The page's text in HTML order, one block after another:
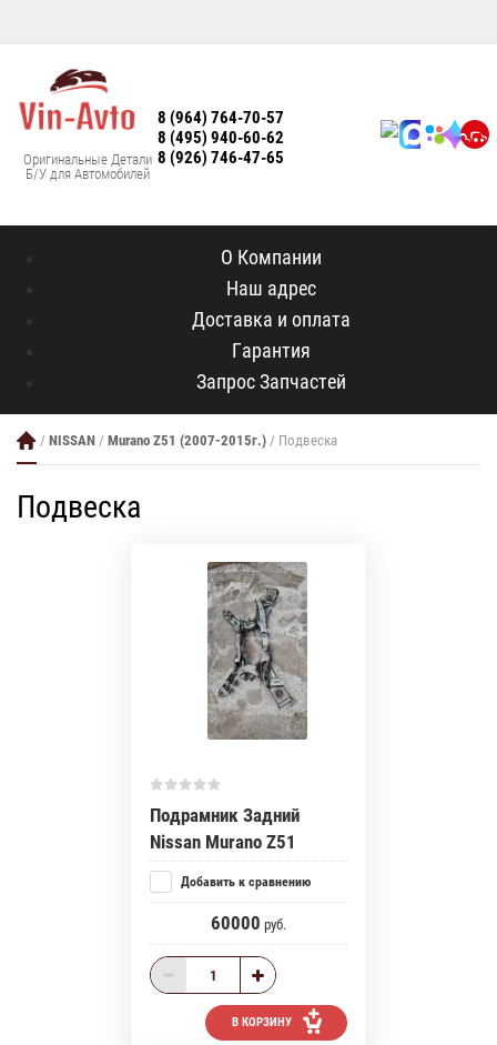
Оригинальные Детали
Б/У для Автомобилей
8 (964) 764-70-57
8 (495) 940-60-62
8 (926) 746-47-65
О Компании
Наш адрес
Доставка и оплата
Гарантия
Запрос Запчастей
/ NISSAN / Murano Z51 (2007-2015г.) / Подвеска
Подвеска
Подрамник Задний
Nissan Murano Z51
Добавить к сравнению
60000 руб.
В КОРЗИНУ